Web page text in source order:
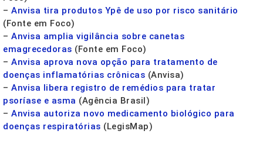
– Anvisa tira produtos Ypê de uso por risco sanitário
(Fonte em Foco)
– Anvisa amplia vigilância sobre canetas
emagrecedoras (Fonte em Foco)
– Anvisa aprova nova opção para tratamento de
doenças inflamatórias crônicas (Anvisa)
– Anvisa libera registro de remédios para tratar
psoríase e asma (Agência Brasil)
– Anvisa autoriza novo medicamento biológico para
doenças respiratórias (LegisMap)